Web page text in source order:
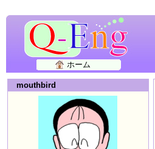
ホーム
mouthbird